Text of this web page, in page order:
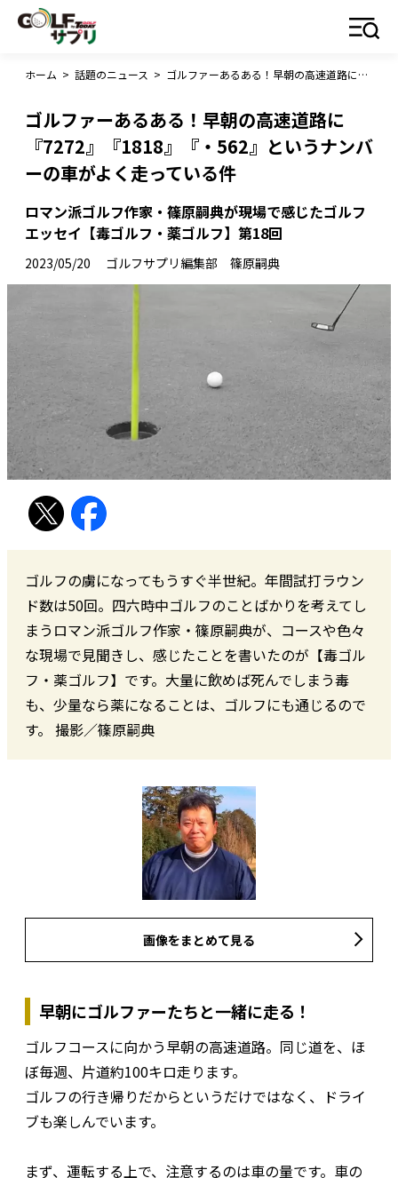
ホーム > 話題のニュース > ゴルファーあるある！早朝の高速道路に『7272』『1818』『・562』というナンバーの車がよく走っている件
ゴルファーあるある！早朝の高速道路に
『7272』『1818』『・562』というナンバ
ーの車がよく走っている件
ロマン派ゴルフ作家・篠原嗣典が現場で感じたゴルフ
エッセイ【毒ゴルフ・薬ゴルフ】第18回
2023/05/20 ゴルフサプリ編集部 篠原嗣典
ゴルフの虜になってもうすぐ半世紀。年間試打ラウン
ド数は50回。四六時中ゴルフのことばかりを考えてし
まうロマン派ゴルフ作家・篠原嗣典が、コースや色々
な現場で見聞きし、感じたことを書いたのが【毒ゴル
フ・薬ゴルフ】です。大量に飲めば死んでしまう毒
も、少量なら薬になることは、ゴルフにも通じるので
す。 撮影／篠原嗣典
画像をまとめて見る
早朝にゴルファーたちと一緒に走る！
ゴルフコースに向かう早朝の高速道路。同じ道を、ほ
ぼ毎週、片道約100キロ走ります。
ゴルフの行き帰りだからというだけではなく、ドライ
ブも楽しんでいます。
まず、運転する上で、注意するのは車の量です。車の